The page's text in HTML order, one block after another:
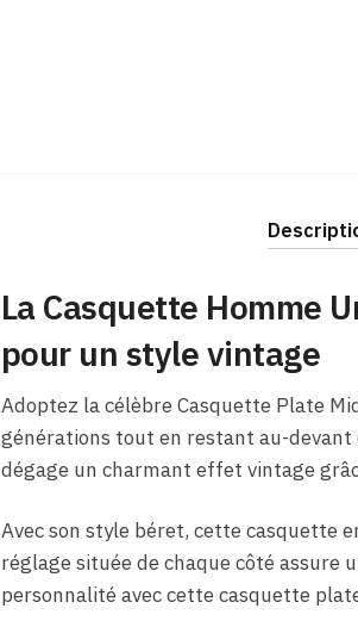
La Casquette Homme
pour un style vintage
Adoptez la célèbre Casquette Plate
générations tout en restant au-
dégage un charmant effet vintage
Avec son style béret, cette casquette
réglage située de chaque côté
personnalité avec cette casquette